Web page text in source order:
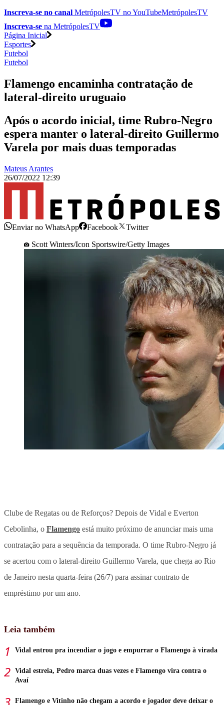
Inscreva-se no canal MetrópolesTV noYouTubeMetrópolesTV
Inscreva-se na MetrópolesTV
Página Inicial
Esportes
Futebol
Futebol
Flamengo encaminha contratação de
lateral-direito uruguaio
Após o acordo inicial, time Rubro-Negro
espera manter o lateral-direito Guillermo
Varela por mais duas temporadas
Mateus Arantes
26/07/2022 12:39
Enviar no WhatsApp Facebook
Twitter
Scott Winters/Icon Sportswire/Getty Images
Clube de Regatas ou de Reforços? Depois de Vidal e Everton
Cebolinha, o Flamengo está muito próximo de anunciar mais uma
contratação para a sequência da temporada. O time Rubro-Negro já
se acertou com o lateral-direito Guillermo Varela, que chega ao Rio
de Janeiro nesta quarta-feira (26/7) para assinar contrato de
empréstimo por um ano.
Leia também
Vidal entrou pra incendiar o jogo e empurrar o Flamengo à virada
Vidal estreia, Pedro marca duas vezes e Flamengo vira contra o
Avaí
Flamengo e Vitinho não chegam a acordo e jogador deve deixar o